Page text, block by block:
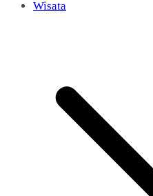
Wisata